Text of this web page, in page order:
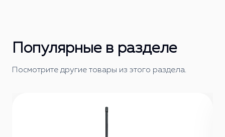
Популярные в разделе
Посмотрите другие товары из этого раздела.